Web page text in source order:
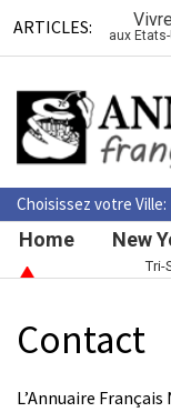
ARTICLES: Vivre
aux
Choisissez votre Ville:
Home New
Tri-
Contact
L’Annuaire Français